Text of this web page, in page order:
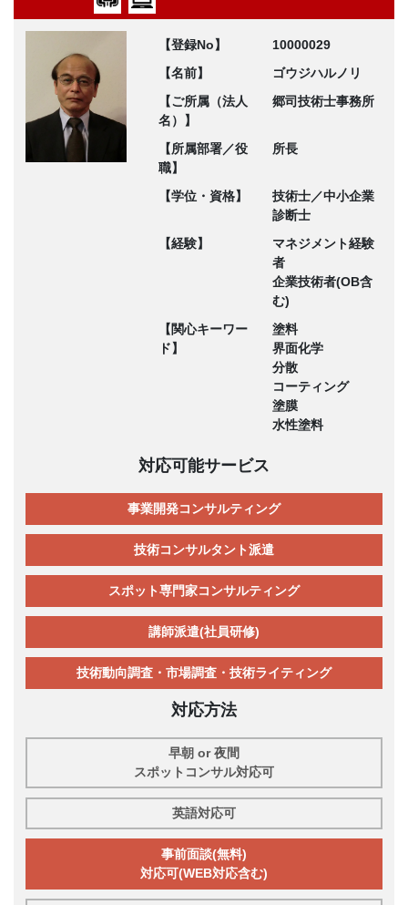
【登録No】
10000029
【名前】
ゴウジハルノリ
【ご所属（法人
名）】
郷司技術士事務所
【所属部署／役
職】
所長
【学位・資格】
技術士／中小企業
診断士
【経験】
マネジメント経験
者
企業技術者(OB含
む)
【関心キーワー
ド】
塗料
界面化学
分散
コーティング
塗膜
水性塗料
対応可能サービス
事業開発コンサルティング
技術コンサルタント派遣
スポット専門家コンサルティング
講師派遣(社員研修)
技術動向調査・市場調査・技術ライティング
対応方法
早朝 or 夜間
スポットコンサル対応可
英語対応可
事前面談(無料)
対応可(WEB対応含む)